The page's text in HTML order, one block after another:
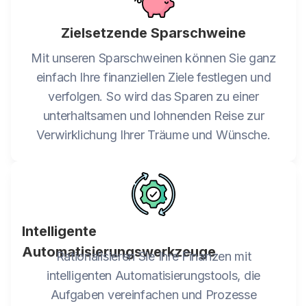
Zielsetzende Sparschweine
Mit unseren Sparschweinen können Sie ganz
einfach Ihre finanziellen Ziele festlegen und
verfolgen. So wird das Sparen zu einer
unterhaltsamen und lohnenden Reise zur
Verwirklichung Ihrer Träume und Wünsche.
Intelligente
Automatisierungswerkzeuge
Rationalisieren Sie Ihre Finanzen mit
intelligenten Automatisierungstools, die
Aufgaben vereinfachen und Prozesse